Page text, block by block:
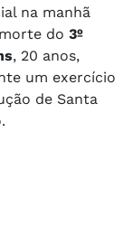
na manhã
do 3º
, 20 anos,
um exercício
de Santa